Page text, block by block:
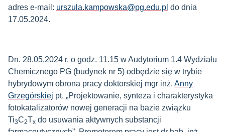
adres e-mail: urszula.kampowska@pg.edu.pl do dnia
17.05.2024.
Dn. 28.05.2024 r. o godz. 11.15 w Audytorium 1.4 Wydziału
Chemicznego PG (budynek nr 5) odbędzie się w trybie
hybrydowym obrona pracy doktorskiej mgr inż. Anny
Grzegórskiej pt. „Projektowanie, synteza i charakterystyka
fotokatalizatorów nowej generacji na bazie związku
Ti3C2Tx do usuwania aktywnych substancji